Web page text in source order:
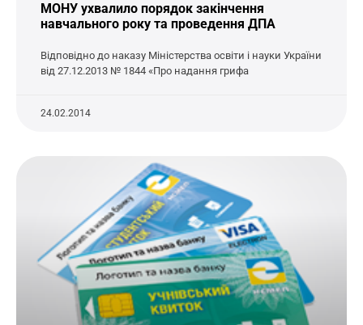
МОНУ ухвалило порядок закінчення
навчального року та проведення ДПА
Відповідно до наказу Міністерства освіти і науки України
від 27.12.2013 № 1844 «Про надання грифа
24.02.2014